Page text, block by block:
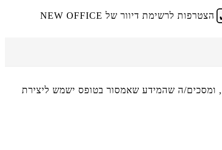
הצטרפות לרשימת דיוור של NEW OFFICE
ה שהמידע שאמסור בטופס ישמש ליצירת